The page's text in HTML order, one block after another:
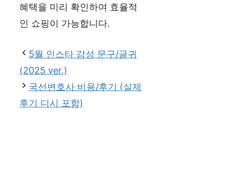
혜택을 미리 확인하여 효율적
인 쇼핑이 가능합니다.
5월 인스타 감성 문구/글귀
(2025 ver.)
국선변호사 비용/후기 (실제
후기 디시 포함)